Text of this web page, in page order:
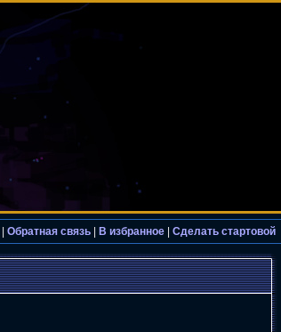
Обратная связь В избранное Сделать стартовой